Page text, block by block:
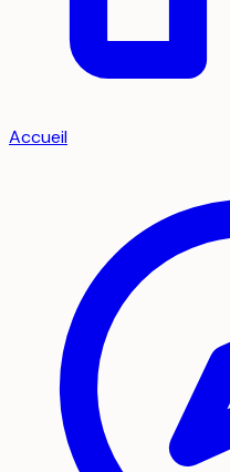
Accueil